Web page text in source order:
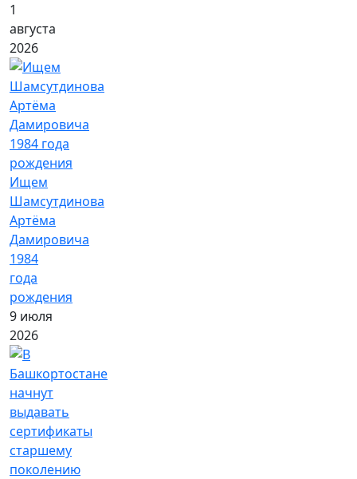
1
августа
2026
Ищем
Шамсутдинова
Артёма
Дамировича
1984
года
рождения
9 июля
2026